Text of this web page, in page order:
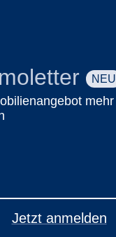
NEU
mehr
Jetzt anmelden